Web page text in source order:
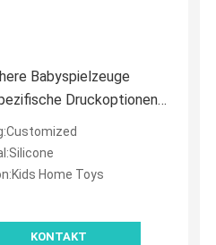
Babyspielzeuge
Druckoptionen
ungiftige Materialien
die frühkindliche
Home Toys
KONTAKT